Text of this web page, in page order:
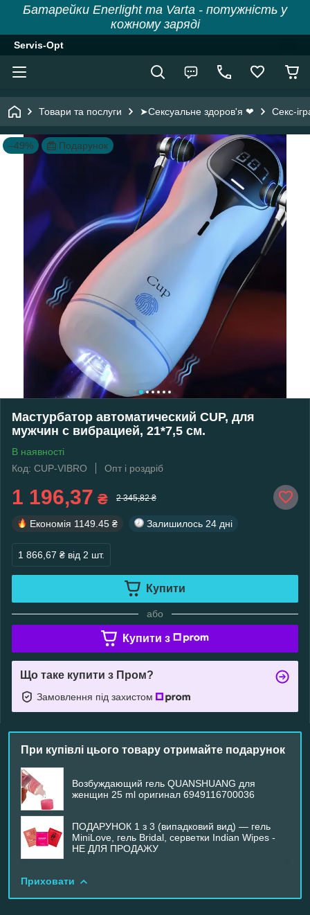
Батарейки Enerlight та Varta - потужність у
кожному заряді
Servis-Opt
Товари та послуги ➤Сексуальне здоров'я ❤ Секс-
–49% Подарунок
Мастурбатор автоматический CUP, для
мужчин с вибрацией, 21*7,5 см.
В наявності
Код: CUP-VIBRO
Опт і роздріб
1 196,37 ₴ 2 345,82 ₴
Економія 1149.45 ₴ Залишилось 24 дні
1 866,67 ₴ від 2 шт.
Купити
або
Купити з
Що таке купити з Пром?
Замовлення під захистом
При купівлі цього товару отримайте подарунок
Возбуждающий гель QUANSHUANG для
женщин 25 ml оригинал 6949116700036
ПОДАРУНОК 1 з 3 (випадковий вид) — гель
MiniLove, гель Bridal, серветки Indian Wipes -
НЕ ДЛЯ ПРОДАЖУ
Приховати